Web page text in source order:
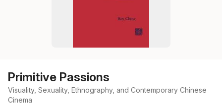
Primitive Passions
Visuality, Sexuality, Ethnography, and Contemporary Chinese
Cinema